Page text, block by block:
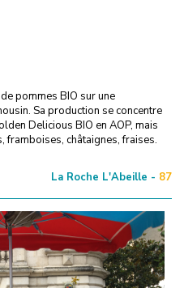
pommes BIO sur une
Sa production se concentre
Delicious BIO en AOP, mais
framboises, châtaignes, fraises.
La Roche L'Abeille - 87